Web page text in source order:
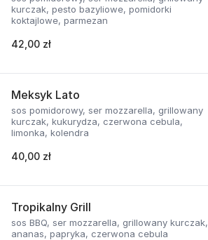
kurczak, pesto bazyliowe, pomidorki
koktajlowe, parmezan
42,00 zł
Meksyk Lato
sos pomidorowy, ser mozzarella, grillowany
kurczak, kukurydza, czerwona cebula,
limonka, kolendra
40,00 zł
Tropikalny Grill
sos BBQ, ser mozzarella, grillowany kurczak,
ananas, papryka, czerwona cebula